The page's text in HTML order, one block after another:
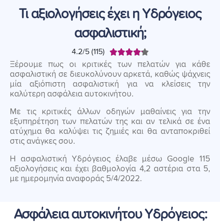
Τι αξιολογήσεις έχει η Υδρόγειος
ασφαλιστική;
4.2/5 (115) 
Ξέρουμε πως οι κριτικές των πελατών για κάθε
ασφαλιστική σε διευκολύνουν αρκετά, καθώς ψάχνεις
μία αξιόπιστη ασφαλιστική για να κλείσεις την
καλύτερη ασφάλεια αυτοκινήτου.
Με τις κριτικές άλλων οδηγών μαθαίνεις για την
εξυπηρέτηση των πελατών της και αν τελικά σε ένα
ατύχημα θα καλύψει τις ζημιές και θα ανταποκριθεί
στις ανάγκες σου.
Η ασφαλιστική Υδρόγειος έλαβε μέσω Google 115
αξιολογήσεις και έχει βαθμολογία 4,2 αστέρια στα 5,
με ημερομηνία αναφοράς 5/4/2022.
Ασφάλεια αυτοκινήτου Υδρόγειος: